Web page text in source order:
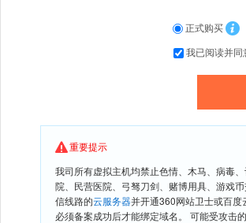
正式购买
我已阅读并同
重要提示
我司所有虚拟主机均禁止色情、木马、病毒
院、民营医院、弓驽刀剑、赌博用具、游戏
信线路的云服务器并开通360网站卫士或百度
必须备案成功后才能绑定域名。 可能受攻击